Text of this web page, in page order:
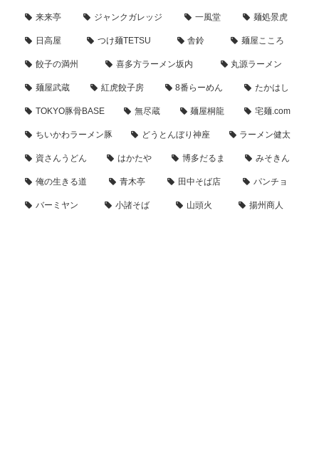
来来亭 ジャンクガレッジ 一風堂 麺処景虎
日高屋 つけ麺TETSU 舎鈴 麺屋こころ
餃子の満州 喜多方ラーメン坂内 丸源ラーメン
麺屋武蔵 紅虎餃子房 8番らーめん たかはし
TOKYO豚骨BASE 無尽蔵 麺屋桐龍 宅麺.com
ちいかわラーメン豚 どうとんぼり神座 ラーメン健太
資さんうどん はかたや 博多だるま みそきん
俺の生きる道 青木亭 田中そば店 パンチョ
バーミヤン 小諸そば 山頭火 揚州商人